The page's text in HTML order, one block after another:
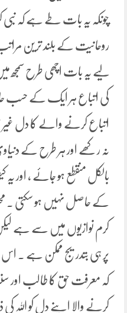
چونکہ یہ بات طے ہے کہ
روحانیت کے بلند ترین
لیے یہ بات اچھی طرح
کی اتباع ہر ایک کے حسب
اتباع کرنے والے کا دل غیر
نہ رکھے اور ہر طرح کے
بالکل منقطع ہو جائے ، اور یہ
کے حاصل نہیں ہو سکتی ۔
کرم نوازیوں میں سے ہے
پر ہی بتدریج ممکن ہے ۔
کہ معرفت حق کا طالب
کرنے والا اپنے دل کو اللہ